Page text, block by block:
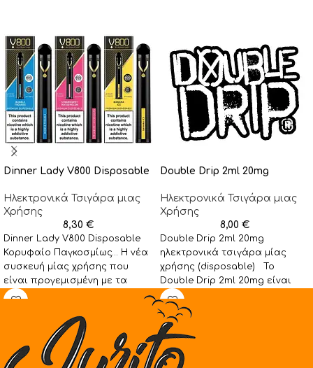
Dinner Lady V800 Disposable
Ηλεκτρονικά Τσιγάρα μιας
Χρήσης
8,30 €
Dinner Lady V800 Disposable
Κορυφαίο Παγκοσμίως… Η νέα
συσκευή μίας χρήσης που
είναι προγεμισμένη με τα
premium υγρά της Dinner
Double Drip 2ml 20mg
Ηλεκτρονικά Τσιγάρα μιας
Χρήσης
8,00 €
Double Drip 2ml 20mg
ηλεκτρονικά τσιγάρα μίας
χρήσης (disposable) Το
Double Drip 2ml 20mg είναι
διαθέσιμο στις παρακάτω
γεύσεις